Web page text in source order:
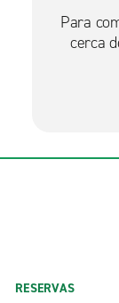
Para
cerca
RESERVAS